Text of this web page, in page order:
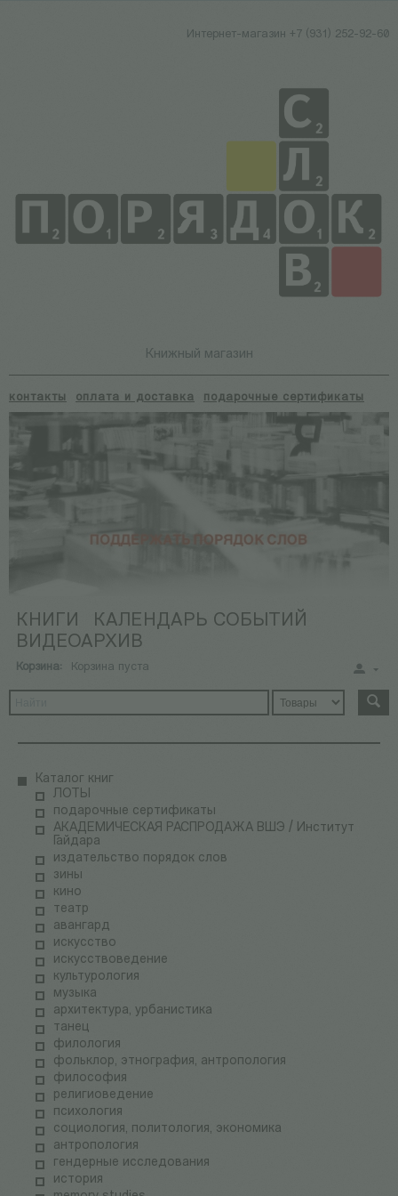
Интернет-магазин +7 (931) 252-92-60
Книжный магазин
контакты оплата и доставка подарочные сертификаты
КНИГИ
КАЛЕНДАРЬ СОБЫТИЙ
ВИДЕОАРХИВ
Корзина: Корзина пуста
Каталог книг
ЛОТЫ
подарочные сертификаты
АКАДЕМИЧЕСКАЯ РАСПРОДАЖА ВШЭ / Институт
Гайдара
издательство порядок слов
зины
кино
театр
авангард
искусство
искусствоведение
культурология
музыка
архитектура, урбанистика
танец
филология
фольклор, этнография, антропология
философия
религиоведение
психология
социология, политология, экономика
антропология
гендерные исследования
история